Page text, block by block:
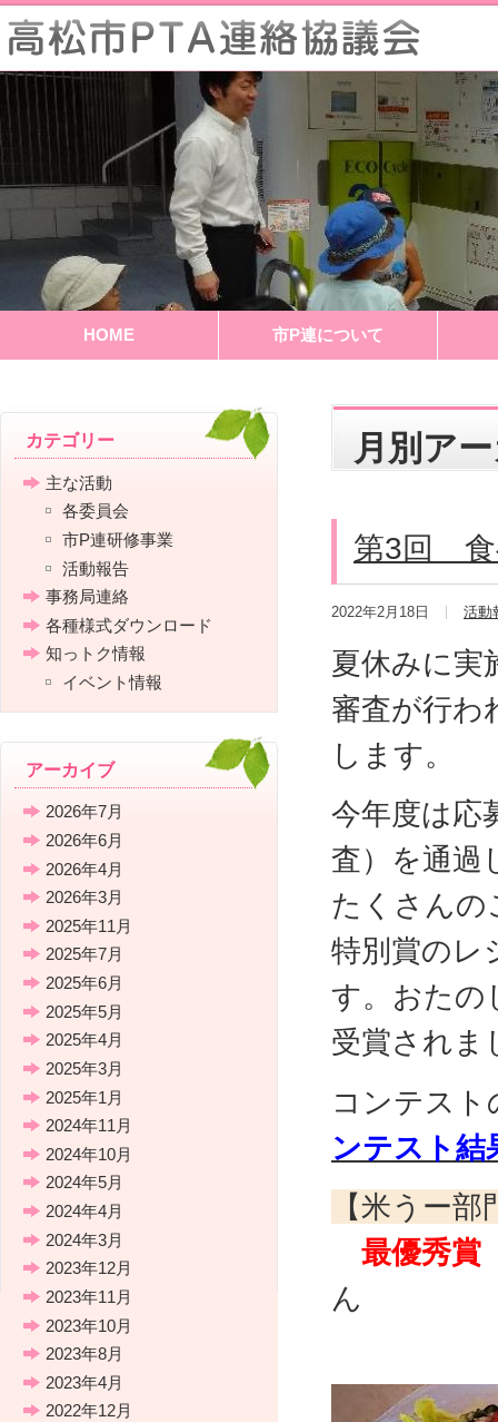
HOME 市P連について
月別ア
第3回 食
2022年2月18日 活動
夏休みに実
審査が行わ
します。
今年度は応
査）を通過
たくさんの
特別賞のレ
す。おたの
受賞されま
コンテス
ンテスト結
【米うー
最優秀賞
ん
カテゴリー
主な活動
各委員会
市P連研修事業
活動報告
事務局連絡
各種様式ダウンロード
知っトク情報
イベント情報
アーカイブ
2026年7月
2026年6月
2026年4月
2026年3月
2025年11月
2025年7月
2025年6月
2025年5月
2025年4月
2025年3月
2025年1月
2024年11月
2024年10月
2024年5月
2024年4月
2024年3月
2023年12月
2023年11月
2023年10月
2023年8月
2023年4月
2022年12月